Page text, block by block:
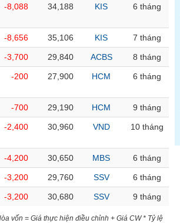
-8,088 34,188 KIS 6 tháng
-8,656 35,106 KIS 7 tháng
-3,700 29,840 ACBS 8 tháng
-200 27,900 HCM 6 tháng
-700 29,190 HCM 9 tháng
-2,400 30,960 VND 10 tháng
-4,200 30,650 MBS 6 tháng
-3,200 29,760 SSV 6 tháng
-3,200 30,680 SSV 9 tháng
vốn = Giá thực hiện điều chỉnh + Giá CW * Tỷ lệ